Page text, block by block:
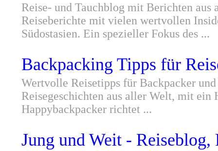
Reise- und Tauchblog mit Berichten
Reiseberichte mit vielen wertvollen
Südostasien. Ein spezieller Fokus des ...
Backpacking Tipps für
Wertvolle Reisetipps für Backpacker
Reisegeschichten aus aller Welt, mit ein
Happybackpacker richtet ...
Jung und Weit -